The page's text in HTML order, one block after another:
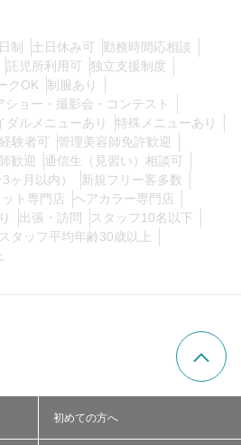
条件の求人数0 件
検索する
制 土日休み可
勤務時間応相談
託児所利用可
独立支援制度
クOK
制服あり
ショー・撮影会・コンテスト
ダルメニューあり
特殊メニューあり
験者可
管理美容師免許歓迎
歓迎
通信生（見習い）相談可
ヶ月以内）
新規フリー客多数
ット専門店
ヘアカラー専門店
出張・訪問
スタッフ10名以下
スタッフ平均年齢30歳以上
初めての方へ